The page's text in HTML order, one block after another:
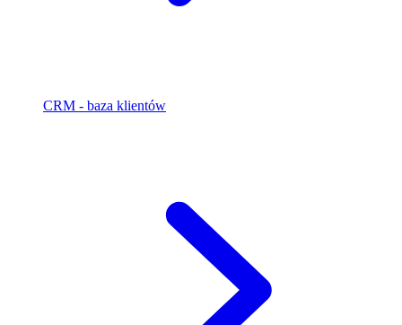
CRM - baza klientów